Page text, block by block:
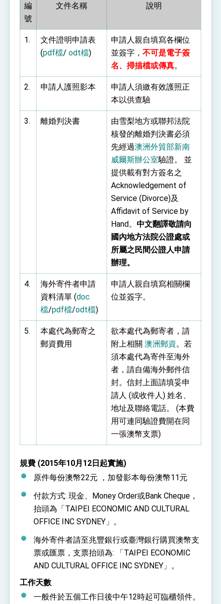
編
號
文件名稱 說明
1.
文件證明申請表
(pdf檔/ odt檔)
申請人親自填寫各欄位
並簽字， 不可是電子簽
名、掃描檔或傳真。
2. 申請人護照影本
申請人須繳有效護照正
本以供查驗
3. 離婚判決書
由雪梨地方或聯邦法院
核發的離婚判決書必須
先經過澳洲外貿部新南
威爾斯辦公室驗證。 並
提供載有對方簽名之
Acknowledgement of
Service (Divorce)及
Affidavit of Service by
Hand。 中文翻譯敬請向
國內地方法院公證處或
所屬之民間公證人申請
辦理。
4.
海外寄件者申請
資料清單 (doc
檔/pdf檔/odt檔)
申請人親自填寫相關欄
位並簽字。
5.
本處代為郵寄之
郵資費用
欲本處代為郵寄者，請
附上相關 澳洲郵資。若
須本處代為寄件至海外
者，請自備海外郵件信
封。信封上面請填妥申
請人 (或收件人) 姓名、
地址及聯絡電話。 (本費
用可連同驗證費開在同
一張澳幣支票)
規費 (2015年10月12日起實施)
原件每份澳幣22元 ，加發影本每份澳幣11元
付款方式: 現金、Money Order或Bank Cheque，
抬頭為「TAIPEI ECONOMIC AND CULTURAL
OFFICE INC SYDNEY」。
海外寄件者請至兆豐銀行或臺灣銀行購買澳幣支
票或匯票，支票抬頭為: 「TAIPEI ECONOMIC
AND CULTURAL OFFICE INC SYDNEY」。
工作天數
一般件於五個工作日後中午12時起可臨櫃領件。